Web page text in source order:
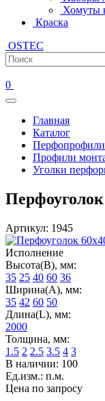
Хомуты
Краска
OSTEC
0
Главная
Каталог
Перфопрофили
Профили
Уголки
Артикул: 1945
Исполнение
Высота(В), мм:
35 25 40 60 36
Ширина(А), мм:
35 42 60 50
Длина(L), мм:
2000
Толщина, мм:
1.5 2 2.5 3.5 4 3
В наличии: 100
Ед.изм.: п.м.
Цена по запросу